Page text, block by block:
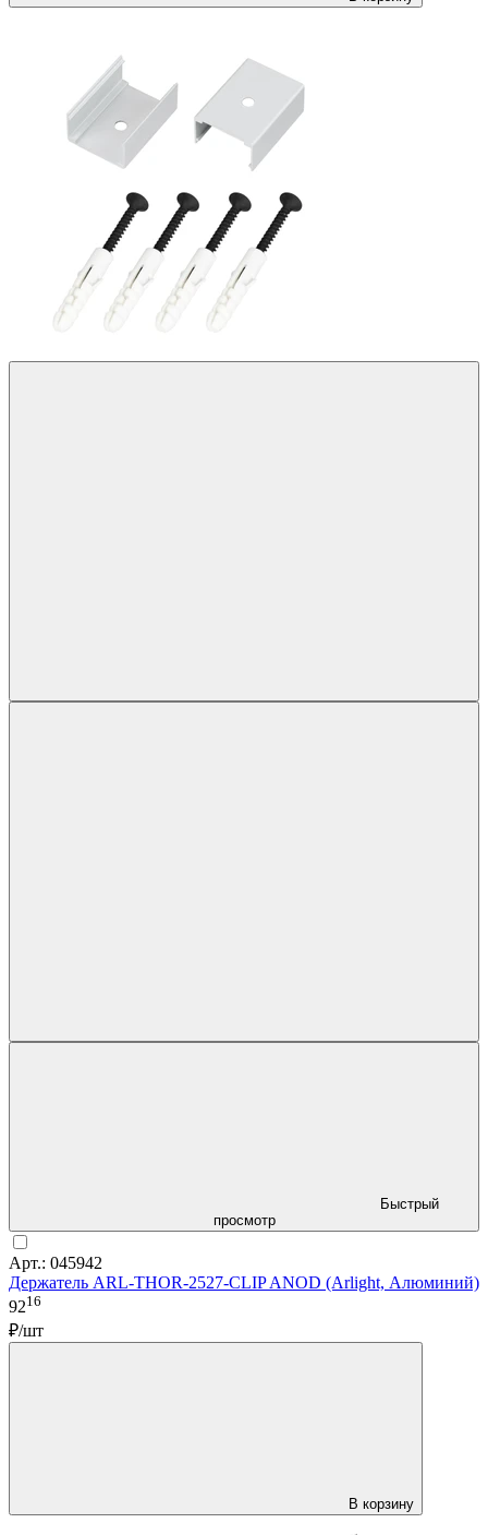
Быстрый
просмотр
Арт.: 045942
Держатель ARL-THOR-2527-CLIP ANOD (Arlight, Алюминий)
9216
₽/шт
В корзину